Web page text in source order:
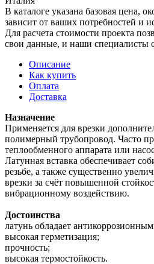
В каталоге указана базовая цена,
зависит от ваших потребностей и
Для расчета стоимости проекта
свои данные, и наши специалисты
Описание
Как купить
Оплата
Доставка
Назначение
Применяется для врезки
полимерный трубопровод. Часто
теплообменного аппарата или
Латунная вставка обеспечивает
резьбе, а также существенно
врезки за счёт повышенной
вибрационному воздействию.
Достоинства
латунь обладает
высокая герметизация;
прочность;
высокая термостойкость.